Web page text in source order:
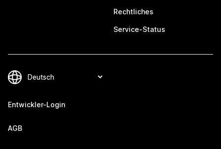
Rechtliches
Service-Status
Entwickler-Login
AGB